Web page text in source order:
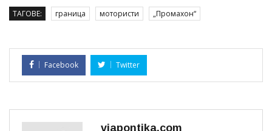
ТАГОВЕ: граница мотористи „Промахон“
Facebook Twitter
viapontika.com